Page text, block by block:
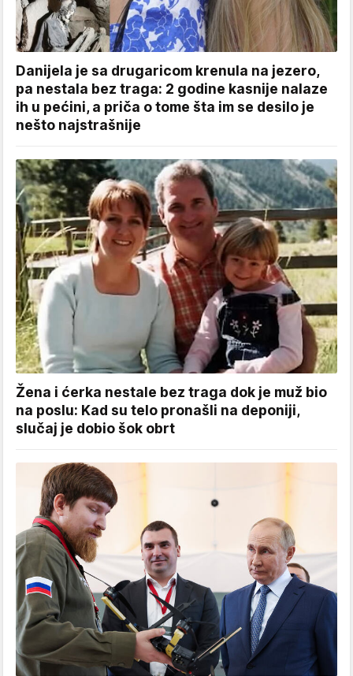
Danijela je sa drugaricom krenula na jezero,
pa nestala bez traga: 2 godine kasnije nalaze
ih u pećini, a priča o tome šta im se desilo je
nešto najstrašnije
Žena i ćerka nestale bez traga dok je muž bio
na poslu: Kad su telo pronašli na deponiji,
slučaj je dobio šok obrt